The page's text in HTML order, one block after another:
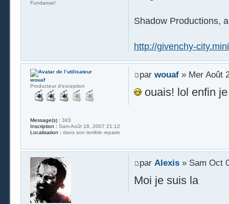
Shadow Productions,
http://givenchy-
Fundanse!
par wouaf» Mer Août
ouais! lol enfin
wouaf
Producteur d'exception
Message(s) : 343
Inscription : Sam Août 18, 2007 21:12
Localisation : dans son terrible repaire
par Alexis» Sam Oct
Moi je suis la